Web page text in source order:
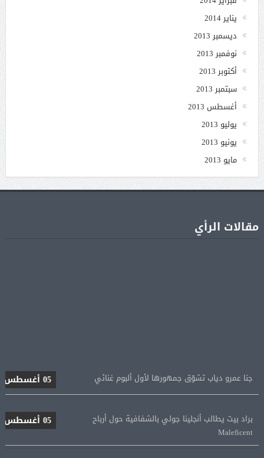
يناير 2014
ديسمبر 2013
نوفمبر 2013
أكتوبر 2013
سبتمبر 2013
أغسطس 2013
يوليو 2013
يونيو 2013
مايو 2013
مقالات الرأي
Maleficent